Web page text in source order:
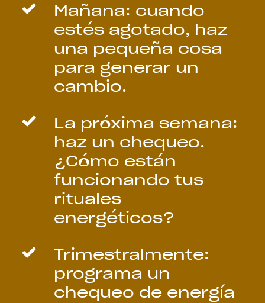
Mañana: cuando
estés agotado, haz
una pequeña cosa
para generar un
cambio.
La próxima semana:
haz un chequeo.
¿Cómo están
funcionando tus
rituales
energéticos?
Trimestralmente:
programa un
chequeo de energía